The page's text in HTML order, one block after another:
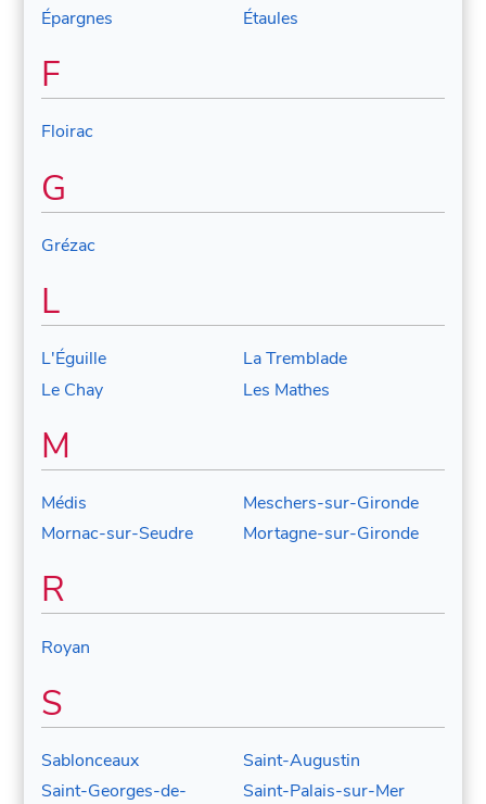
Épargnes Étaules
F
Floirac
G
Grézac
L
L'Éguille
La Tremblade
Le Chay
Les Mathes
M
Médis
Meschers-sur-Gironde
Mornac-sur-Seudre
Mortagne-sur-Gironde
R
Royan
S
Sablonceaux
Saint-Augustin
Saint-Georges-de-
Saint-Palais-sur-Mer